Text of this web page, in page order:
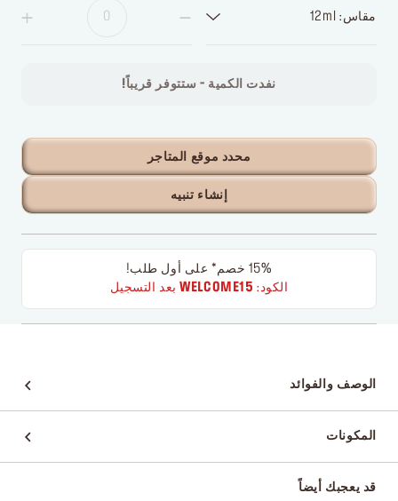
مقاس: 12ml
نفدت الكمية - ستتوفر قريباً!
محدد موقع المتاجر
إنشاء تنبيه
15% خصم* على أول طلب!
الكود: WELCOME15بعد التسجيل
الوصف والفوائد
المكونات
قد يعجبك أيضاً